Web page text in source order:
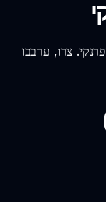
צרו, ערבבו